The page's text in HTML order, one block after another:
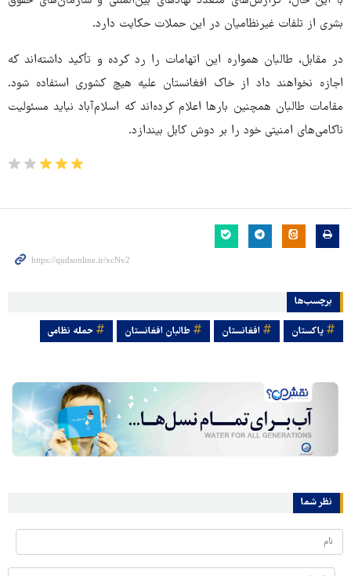
بشری از تلفات غیرنظامیان در این حملات حکایت دارد.
در مقابل، طالبان همواره این اتهامات را رد کرده و تأکید داشته‌اند که
اجازه نخواهند داد از خاک افغانستان علیه هیچ کشوری استفاده شود.
مقامات طالبان همچنین بارها اعلام کرده‌اند که اسلام‌آباد نباید مسئولیت
ناکامی‌های امنیتی خود را بر دوش کابل بیندازد.
برچسب‌ها
پاکستان افغانستان طالبان افغانستان حمله نظامی
نظر شما